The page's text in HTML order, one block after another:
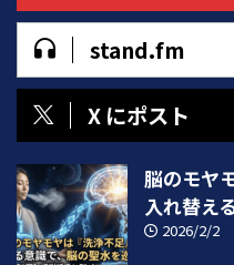
stand.fm
X にポスト
脳のモヤ
入れ替え
2026/2/2